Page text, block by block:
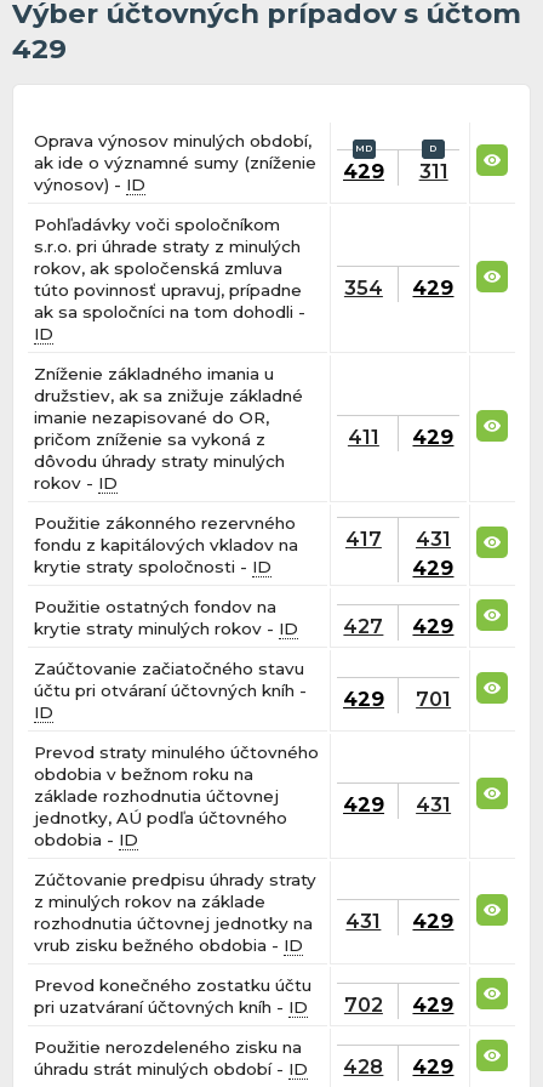
Výber účtovných prípadov s účtom
429
Oprava výnosov minulých období,
ak ide o významné sumy (zníženie
výnosov) - ID
429 311
Pohľadávky voči spoločníkom
s.r.o. pri úhrade straty z minulých
rokov, ak spoločenská zmluva
túto povinnosť upravuj, prípadne
ak sa spoločníci na tom dohodli -
ID
354 429
Zníženie základného imania u
družstiev, ak sa znižuje základné
imanie nezapisované do OR,
pričom zníženie sa vykoná z
dôvodu úhrady straty minulých
rokov - ID
411 429
Použitie zákonného rezervného
fondu z kapitálových vkladov na
krytie straty spoločnosti - ID
417
431
429
Použitie ostatných fondov na
krytie straty minulých rokov - ID 427 429
Zaúčtovanie začiatočného stavu
účtu pri otváraní účtovných kníh -
ID
429 701
Prevod straty minulého účtovného
obdobia v bežnom roku na
základe rozhodnutia účtovnej
jednotky, AÚ podľa účtovného
obdobia - ID
429 431
Zúčtovanie predpisu úhrady straty
z minulých rokov na základe
rozhodnutia účtovnej jednotky na
vrub zisku bežného obdobia - ID
431 429
Prevod konečného zostatku účtu
pri uzatváraní účtovných kníh - ID 702 429
Použitie nerozdeleného zisku na
úhradu strát minulých období - ID 428 429